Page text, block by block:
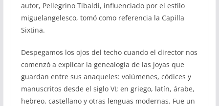
autor, Pellegrino Tibaldi, influenciado por el estilo
miguelangelesco, tomó como referencia la Capilla
Sixtina.
Despegamos los ojos del techo cuando el director nos
comenzó a explicar la genealogía de las joyas que
guardan entre sus anaqueles: volúmenes, códices y
manuscritos desde el siglo VI; en griego, latín, árabe,
hebreo, castellano y otras lenguas modernas. Fue un